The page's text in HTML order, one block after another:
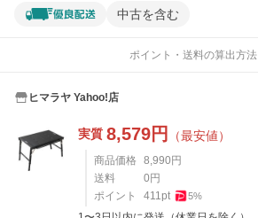
中古を含む
ポイント・送料の算出方法
ヒマラヤ Yahoo!店
実質 8,579円 （最安値）
商品価格 8,990 円
送料
0 円
ポイント
411pt 5%